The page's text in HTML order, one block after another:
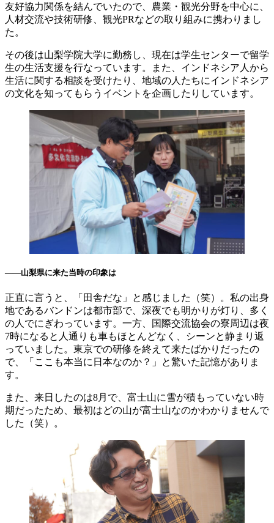
友好協力関係を結んでいたので、農業・観光分野を中心に、
人材交流や技術研修、観光PRなどの取り組みに携わりまし
た。
その後は山梨学院大学に勤務し、現在は学生センターで留学
生の生活支援を行なっています。また、インドネシア人から
生活に関する相談を受けたり、地域の人たちにインドネシア
の文化を知ってもらうイベントを企画したりしています。
――山梨県に来た当時の印象は
正直に言うと、「田舎だな」と感じました（笑）。私の出身
地であるバンドンは都市部で、深夜でも明かりが灯り、多く
の人でにぎわっています。一方、国際交流協会の寮周辺は夜
7時になると人通りも車もほとんどなく、シーンと静まり返
っていました。東京での研修を終えて来たばかりだったの
で、「ここも本当に日本なのか？」と驚いた記憶がありま
す。
また、来日したのは8月で、富士山に雪が積もっていない時
期だったため、最初はどの山が富士山なのかわかりませんで
した（笑）。